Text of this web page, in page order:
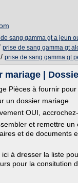
sang gamma gt a jeun
prise de sang gamma gt
/ prise de sang gamma gt
mariage |
Pièces à fournir
un dossier mariage
OUI,
et remettre un
et de documents
à dresser la liste
pour la consitution